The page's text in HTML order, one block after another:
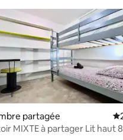
5
sur la base de 18
partagée
MIXTE à partager Lit haut